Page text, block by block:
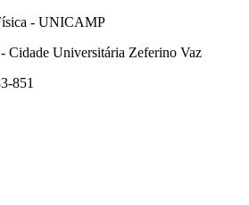
- UNICAMP
Cidade Universitária Zeferino Vaz
851